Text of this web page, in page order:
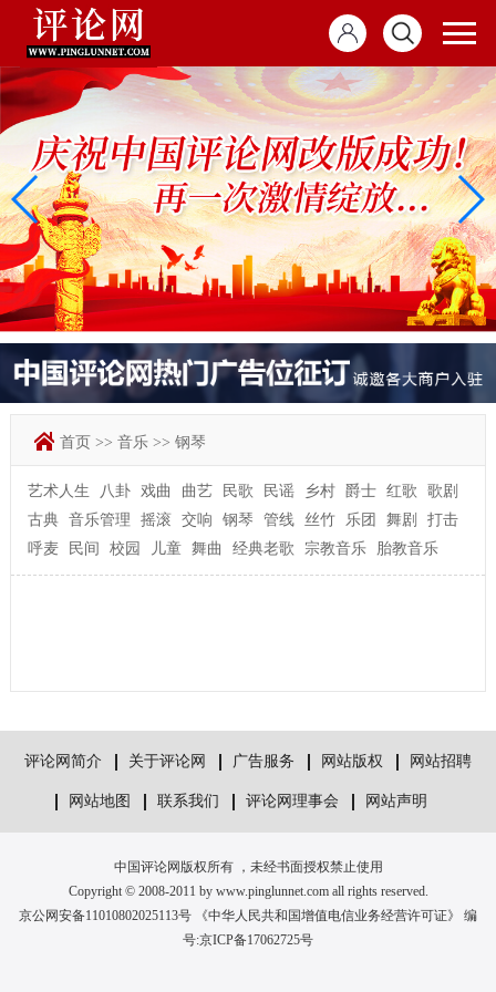
首页 >> 音乐 >> 钢琴
艺术人生 八卦 戏曲 曲艺 民歌 民谣 乡村 爵士 红歌
歌剧
古典
音乐管理 摇滚 交响 钢琴 管线 丝竹 乐团 舞剧
打击
呼麦
民间 校园 儿童 舞曲 经典老歌 宗教音乐 胎教音乐
评论网简介 关于评论网 广告服务 网站版权 网站招聘
网站地图 联系我们 评论网理事会 网站声明
中国评论网版权所有 ，未经书面授权禁止使用
Copyright © 2008-2011 by www.pinglunnet.com all rights reserved.
京公网安备11010802025113号 《中华人民共和国增值电信业务经营许可证》 编
号:京ICP备17062725号